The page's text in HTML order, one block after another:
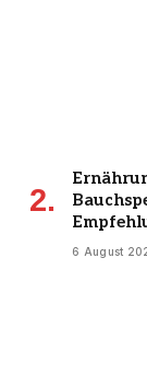
6 August